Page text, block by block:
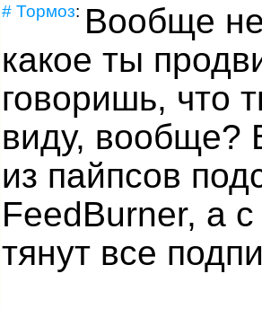
# Тормоз: Вообще
какое ты
говоришь, что
виду, вообще?
из пайпсов
FeedBurner, а
тянут все